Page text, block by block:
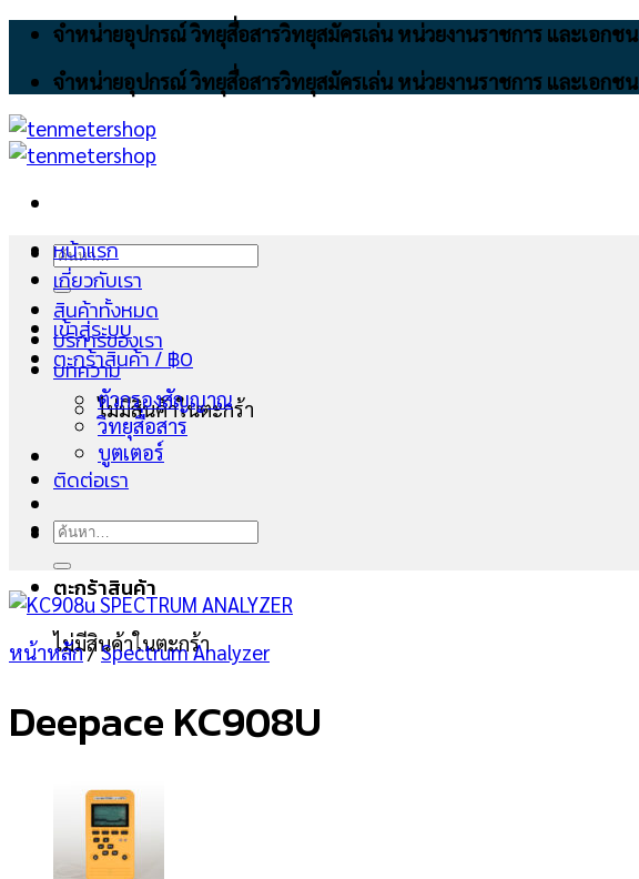
Skip
content
จำหน่ายอุปกรณ์ วิทยุสื่อสารวิทยุสมัครเล่น หน่วยงานราชการ และเอกชน
จำหน่ายอุปกรณ์ วิทยุสื่อสารวิทยุสมัครเล่น หน่วยงานราชการ และเอกชน
ค้นหา:
เข้าสู่ระบบ
ตะกร้าสินค้า /฿0
ไม่มีสินค้าในตะกร้า
ตะกร้าสินค้า
ไม่มีสินค้าในตะกร้า
หน้าแรก
เกี่ยวกับเรา
สินค้าทั้งหมด
บริการของเรา
บทความ
ตัวกรองสัญญาณ
วิทยุสื่อสาร
บูตเตอร์
ติดต่อเรา
ค้นหา:
หน้าหลัก/Spectrum Analyzer
Deepace KC908U